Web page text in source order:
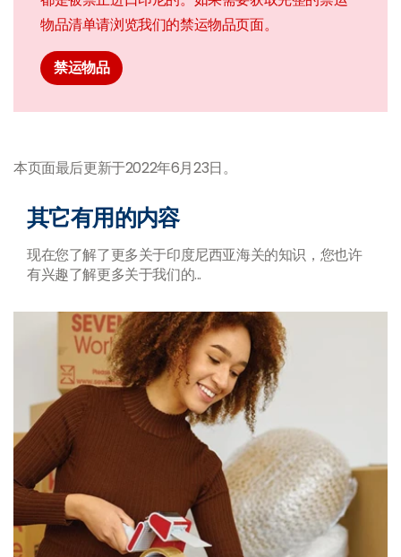
物品清单请浏览我们的禁运物品页面。
禁运物品
本页面最后更新于2022年6月23日。
其它有用的内容
现在您了解了更多关于印度尼西亚海关的知识，您也许
有兴趣了解更多关于我们的...